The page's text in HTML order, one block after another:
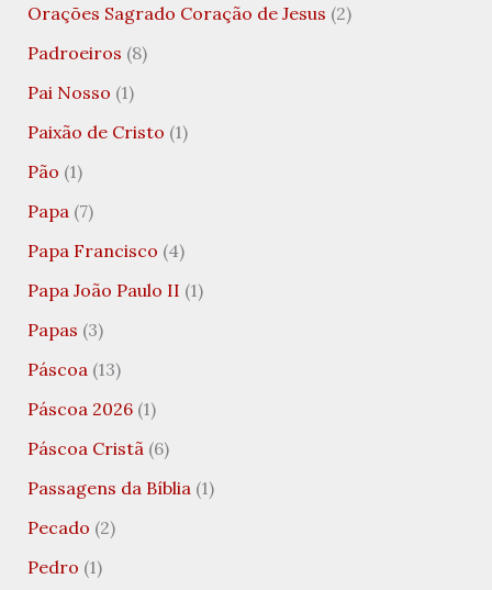
Orações Sagrado Coração de Jesus (2)
Padroeiros (8)
Pai Nosso (1)
Paixão de Cristo (1)
Pão (1)
Papa(7)
Papa Francisco (4)
Papa João Paulo II (1)
Papas (3)
Páscoa(13)
Páscoa 2026(1)
Páscoa Cristã(6)
Passagens da Bíblia(1)
Pecado (2)
Pedro (1)